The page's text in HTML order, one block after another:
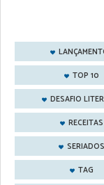
TOP 10
DESAFIO
RECEITAS
SERIADOS
TAG